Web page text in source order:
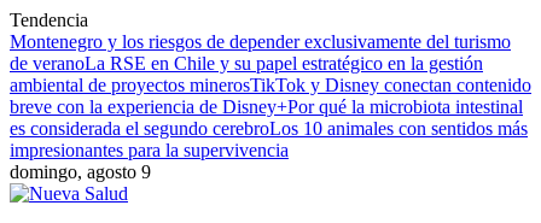
Tendencia
Montenegro y los riesgos de depender exclusivamente del turismo
de veranoLa RSE en Chile y su papel estratégico en la gestión
ambiental de proyectos minerosTikTok y Disney conectan contenido
breve con la experiencia de Disney+Por qué la microbiota intestinal
es considerada el segundo cerebroLos 10 animales con sentidos más
impresionantes para la supervivencia
domingo, agosto 9